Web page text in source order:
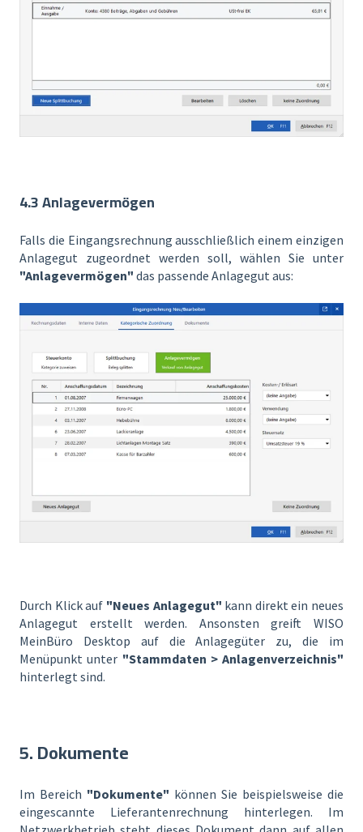
4.3 Anlagevermögen
Falls die Eingangsrechnung ausschließlich einem einzigen
Anlagegut zugeordnet werden soll, wählen Sie unter
"Anlagevermögen" das passende Anlagegut aus:
Durch Klick auf "Neues Anlagegut" kann direkt ein neues
Anlagegut erstellt werden. Ansonsten greift WISO
MeinBüro Desktop auf die Anlagegüter zu, die im
Menüpunkt unter "Stammdaten > Anlagenverzeichnis"
hinterlegt sind.
5. Dokumente
Im Bereich "Dokumente" können Sie beispielsweise die
eingescannte Lieferantenrechnung hinterlegen. Im